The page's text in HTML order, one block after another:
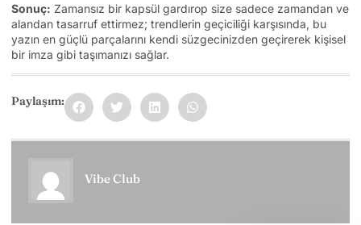
Sonuç: Zamansız bir kapsül gardırop size sadece zamandan ve
alandan tasarruf ettirmez; trendlerin geçiciliği karşısında, bu
yazın en güçlü parçalarını kendi süzgecinizden geçirerek kişisel
bir imza gibi taşımanızı sağlar.
Paylaşım:
Vibe Club